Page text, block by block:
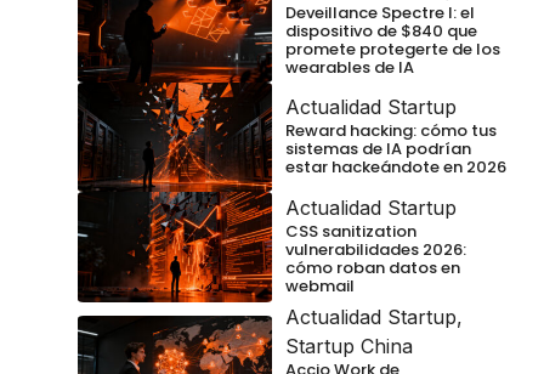
Deveillance Spectre I: el
dispositivo de $840 que
promete protegerte de los
wearables de IA
Actualidad Startup
Reward hacking: cómo tus
sistemas de IA podrían
estar hackeándote en 2026
Actualidad Startup
CSS sanitization
vulnerabilidades 2026:
cómo roban datos en
webmail
Actualidad Startup,
Startup China
Accio Work de